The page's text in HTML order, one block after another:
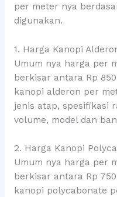
per meter nya
digunakan.
1. Harga Kanopi
Umum nya harga per
berkisar antara Rp
kanopi alderon per
jenis atap, spesifikasi
volume, model dan
2. Harga Kanopi
Umum nya harga per
berkisar antara Rp
kanopi polycabonate